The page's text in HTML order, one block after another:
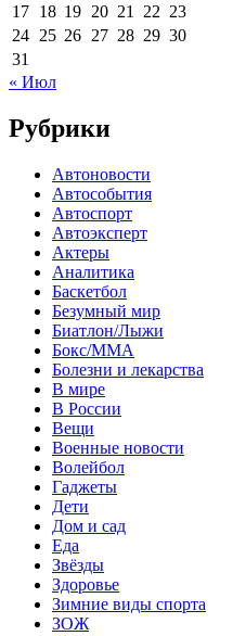
17 18 19 20 21 22 23
24 25 26 27 28 29 30
31
« Июл
Рубрики
Автоновости
Автособытия
Автоспорт
Автоэксперт
Актеры
Аналитика
Баскетбол
Безумный мир
Биатлон/Лыжи
Бокс/MMA
Болезни и лекарства
В мире
В России
Вещи
Военные новости
Волейбол
Гаджеты
Дети
Дом и сад
Еда
Звёзды
Здоровье
Зимние виды спорта
ЗОЖ